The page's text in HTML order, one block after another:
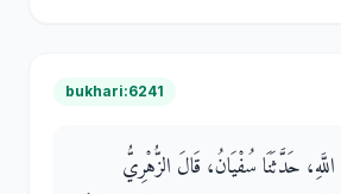
bukhari:6241
حَدَّثَنَا سُفْيَانُ، قَالَ الزُّهْرِيُّ